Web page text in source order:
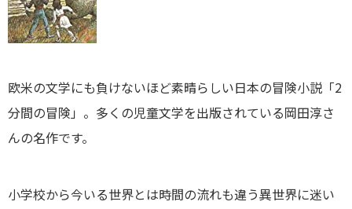
欧米の文学にも負けないほど素晴らしい日本の冒険小説「2
分間の冒険」。多くの児童文学を出版されている岡田淳さ
んの名作です。
小学校から今いる世界とは時間の流れも違う異世界に迷い